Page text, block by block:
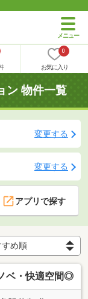
0
お気に入り
ン 物件一覧
変更する
変更する
アプリで探す
ベ・快適空間◎